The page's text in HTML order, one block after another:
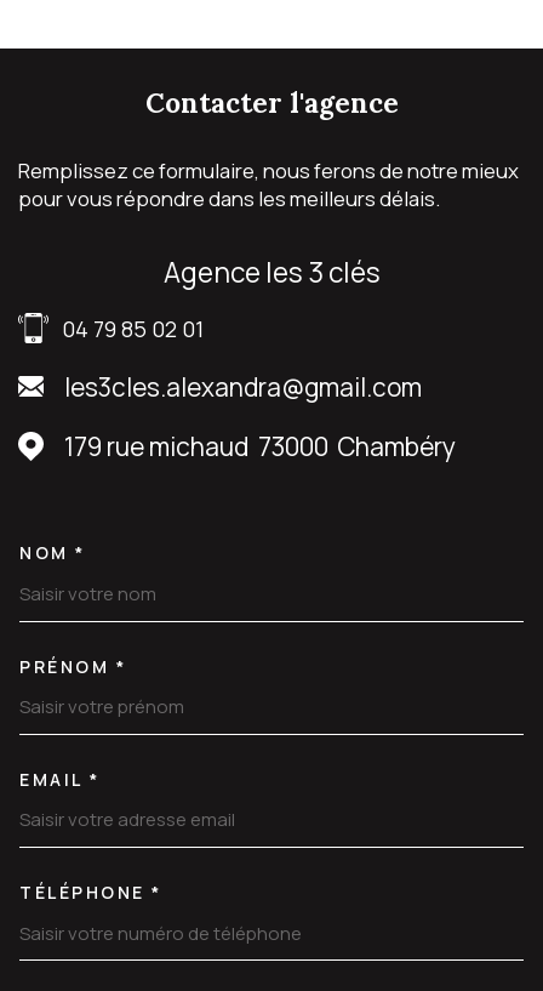
contacter l'agence
Remplissez ce formulaire, nous ferons de notre mieux
pour vous répondre dans les meilleurs délais.
agence les 3 clés
04 79 85 02 01
les3cles.alexandra@gmail.com
179 rue michaud 73000 Chambéry
NOM *
PRÉNOM *
EMAIL *
TÉLÉPHONE *